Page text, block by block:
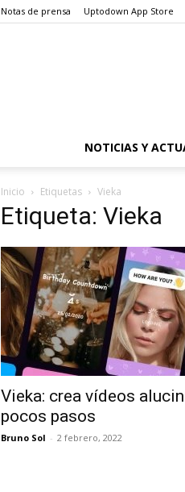
Notas de prensa Uptodown App Store
NOTICIAS Y
Inicio Etiquetas Vieka
Etiqueta: Vieka
Vieka: crea vídeos
pocos pasos
Bruno Sol - 2 febrero, 2022